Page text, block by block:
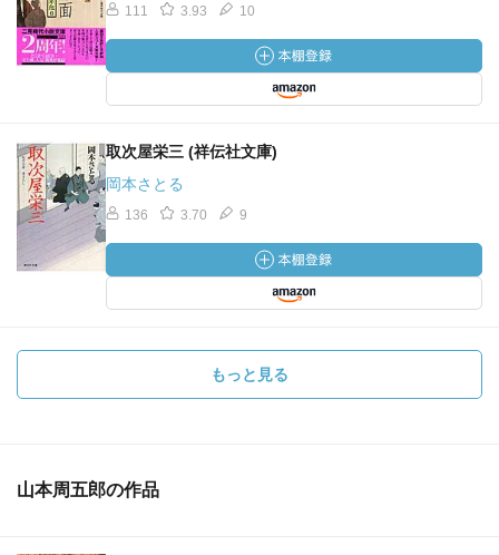
111 3.93 10
取次屋栄三 (祥伝社文庫)
岡本さとる
136 3.70 9
もっと見る
山本周五郎の作品